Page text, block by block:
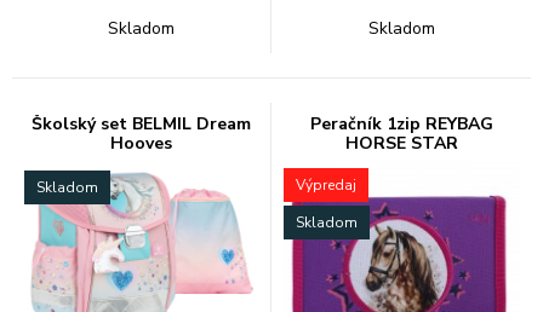
Skladom Skladom
Školský set BELMIL Dream
Hooves
Skladom
Peračník 1zip REYBAG
HORSE STAR
Výpredaj
Skladom